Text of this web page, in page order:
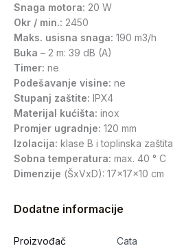
Snaga motora: 20 W
Okr / min.: 2450
Maks. usisna snaga: 190 m3/h
Buka – 2 m: 39 dB (A)
Timer: ne
Podešavanje visine: ne
Stupanj zaštite: IPX4
Materijal kućišta: inox
Promjer ugradnje: 120 mm
Izolacija: klase B i toplinska zaštita
Sobna temperatura: max. 40 ° C
Dimenzije (ŠxVxD): 17x17x10 cm
Dodatne informacije
Proizvođač Cata